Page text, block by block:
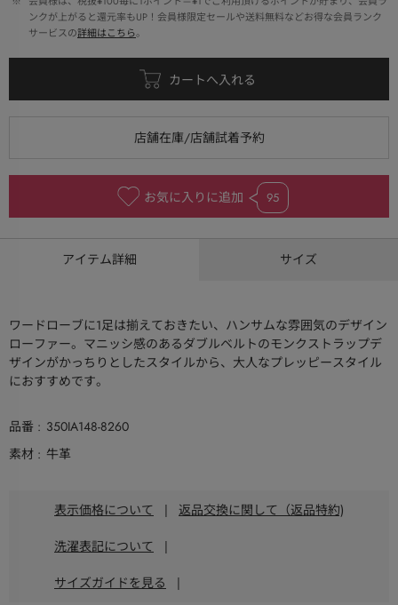
ンクが上がると還元率もUP！会員様限定セールや送料無料などお得な会員ランク
サービスの詳細はこちら。
お気に入りに追加 95
アイテム詳細 サイズ
ワードローブに1足は揃えておきたい、ハンサムな雰囲気のデザイン
ローファー。マニッシ感のあるダブルベルトのモンクストラップデ
ザインがかっちりとしたスタイルから、大人なプレッピースタイル
におすすめです。
品番
350IA148-8260
素材
牛革
表示価格について | 返品交換に関して（返品特約)
洗濯表記について |
サイズガイドを見る |